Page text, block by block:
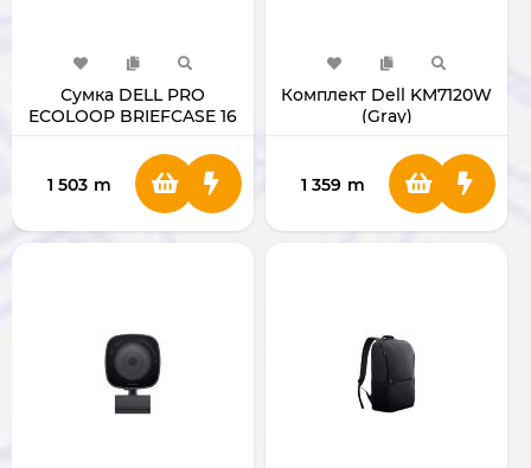
Сумка DELL PRO
ECOLOOP BRIEFCASE 16
1 503 m
Комплект Dell KM7120W
(Gray)
1 359 m